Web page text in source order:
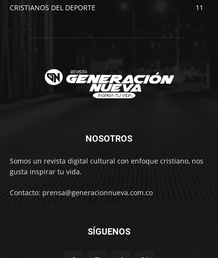
CRISTIANOS DEL DEPORTE
11
NOSOTROS
Somos un revista digital cultural con enfoque cristiano, nos
gusta inspirar tu vida.
Contacto: prensa@generacionnueva.com.co
SÍGUENOS